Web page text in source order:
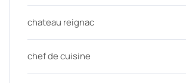
chateau reignac
chef de cuisine